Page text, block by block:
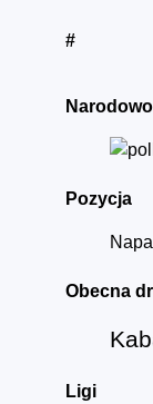
#
Pozycja
Obecna
Ligi